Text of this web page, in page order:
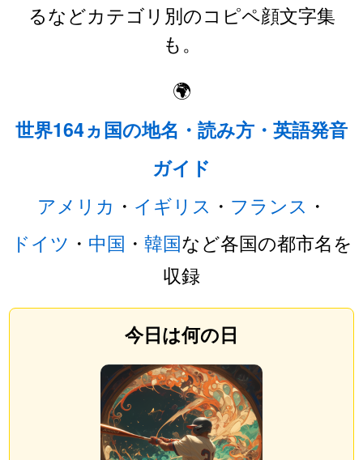
るなどカテゴリ別のコピペ顔文字集
も。
🌍
世界164ヵ国の地名・読み方・英語発音
ガイド
アメリカ ・ イギリス ・ フランス ・
ドイツ ・ 中国 ・ 韓国など各国の都市名を
収録
今日は何の日